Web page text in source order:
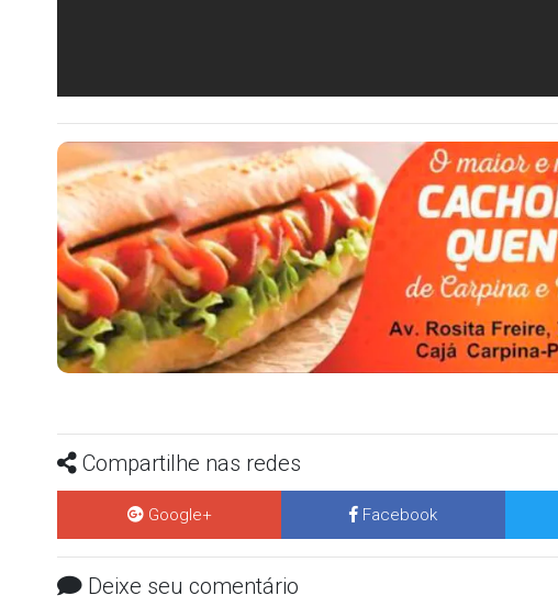
Compartilhe nas redes
Google+ Facebook
Deixe seu comentário